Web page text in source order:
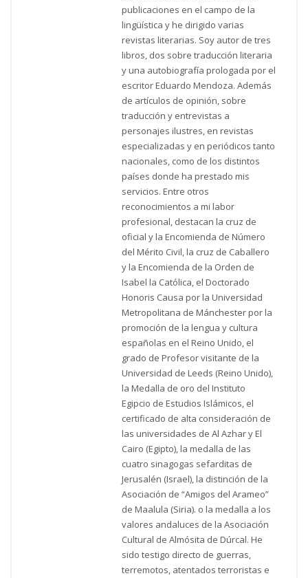
publicaciones en el campo de la
lingüística y he dirigido varias
revistas literarias. Soy autor de tres
libros, dos sobre traducción literaria
y una autobiografía prologada por el
escritor Eduardo Mendoza. Además
de artículos de opinión, sobre
traducción y entrevistas a
personajes ilustres, en revistas
especializadas y en periódicos tanto
nacionales, como de los distintos
países donde ha prestado mis
servicios. Entre otros
reconocimientos a mi labor
profesional, destacan la cruz de
oficial y la Encomienda de Número
del Mérito Civil, la cruz de Caballero
y la Encomienda de la Orden de
Isabel la Católica, el Doctorado
Honoris Causa por la Universidad
Metropolitana de Mánchester por la
promoción de la lengua y cultura
españolas en el Reino Unido, el
grado de Profesor visitante de la
Universidad de Leeds (Reino Unido),
la Medalla de oro del Instituto
Egipcio de Estudios Islámicos, el
certificado de alta consideración de
las universidades de Al Azhar y El
Cairo (Egipto), la medalla de las
cuatro sinagogas sefarditas de
Jerusalén (Israel), la distinción de la
Asociación de “Amigos del Arameo”
de Maalula (Siria). o la medalla a los
valores andaluces de la Asociación
Cultural de Almósita de Dúrcal. He
sido testigo directo de guerras,
terremotos, atentados terroristas e